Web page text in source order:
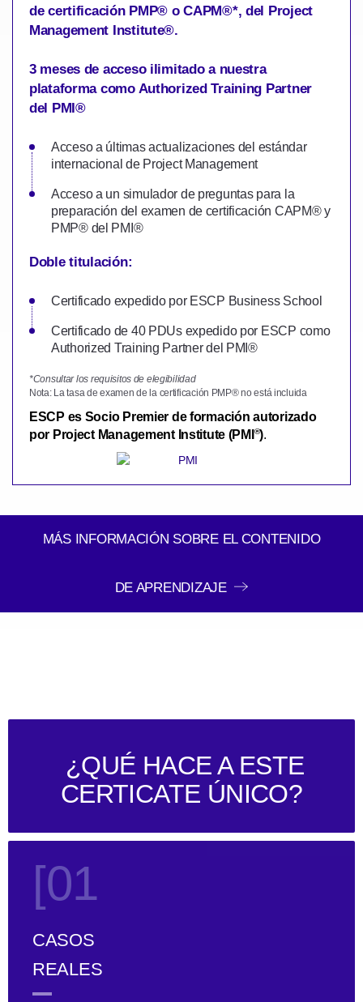
de certificación PMP® o CAPM®*, del Project
Management Institute®.
3 meses de acceso ilimitado a nuestra
plataforma como Authorized Training Partner
del PMI®
Acceso a últimas actualizaciones del estándar
internacional de Project Management
Acceso a un simulador de preguntas para la
preparación del examen de certificación CAPM® y
PMP® del PMI®
Doble titulación:
Certificado expedido por ESCP Business School
Certificado de 40 PDUs expedido por ESCP como
Authorized Training Partner del PMI®
*Consultar los requisitos de elegibilidad
Nota: La tasa de examen de la certificación PMP® no está incluida
ESCP es Socio Premier deformación autorizado
por Project Management Institute (PMI ®).
MÁS INFORMACIÓN SOBRE EL CONTENIDO
DE APRENDIZAJE
¿QUÉ HACE A ESTE
CERTICATE ÚNICO?
[01
CASOS
REALES